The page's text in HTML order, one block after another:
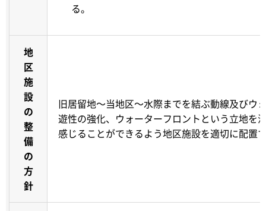
る。
地
区
施
設
の
整
備
の
方
針
旧居留地～当地区～水際までを結ぶ動線及びウ
遊性の強化、ウォーターフロントという立地を
感じることができるよう地区施設を適切に配置